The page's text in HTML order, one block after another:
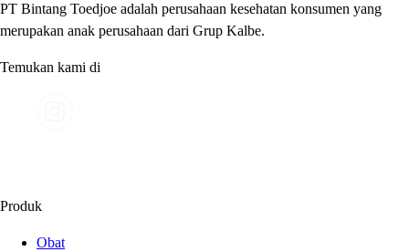
PT Bintang Toedjoe adalah perusahaan kesehatan konsumen yang
merupakan anak perusahaan dari Grup Kalbe.
Temukan kami di
Produk
Obat